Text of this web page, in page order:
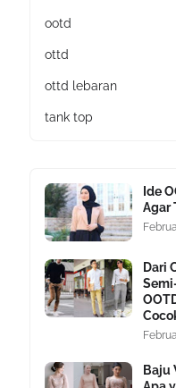
ootd
ottd
ottd lebaran
tank top
Ide
Agar
Dari
Baju